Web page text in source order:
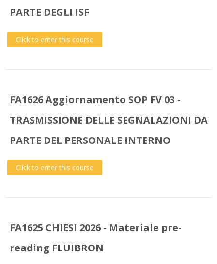
PARTE DEGLI ISF
Click to enter this course
FA1626 Aggiornamento SOP FV 03 -
TRASMISSIONE DELLE SEGNALAZIONI DA
PARTE DEL PERSONALE INTERNO
Click to enter this course
FA1625 CHIESI 2026 - Materiale pre-
reading FLUIBRON